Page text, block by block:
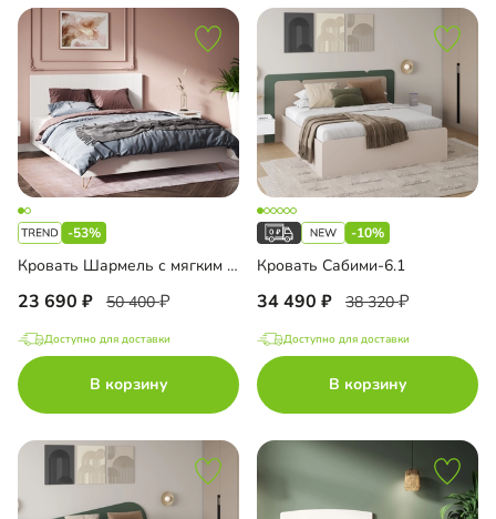
-53%
Кровать Шармель с мягким изголовьем
23 690 50 400
Доступно для доставки
В корзину
-10%
Кровать Сабими-6.1
34 490 38 320
Доступно для доставки
В корзину